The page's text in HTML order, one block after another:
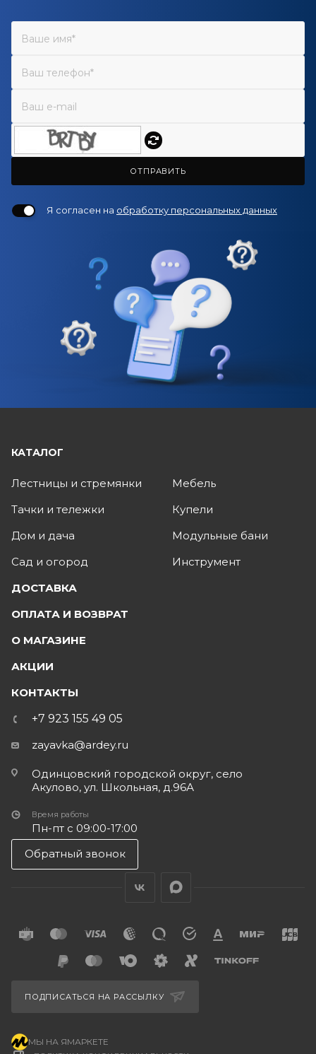
ОТПРАВИТЬ
Я согласен на обработку персональных данных
КАТАЛОГ
Лестницы и стремянки
Тачки и тележки
Дом и дача
Сад и огород
Мебель
Купели
Модульные бани
Инструмент
ДОСТАВКА
ОПЛАТА И ВОЗВРАТ
О МАГАЗИНЕ
АКЦИИ
КОНТАКТЫ
+7 923 155 49 05
zayavka@ardey.ru
Одинцовский городской округ, село
Акулово, ул. Школьная, д.96А
Время работы
Пн-пт с 09:00-17:00
Обратный звонок
ПОДПИСАТЬСЯ НА РАССЫЛКУ
МЫ НА ЯМАРКЕТЕ